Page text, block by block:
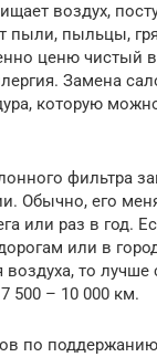
воздух,
пыли, пыльцы,
ценю чистый
Замена
которую
фильтра
Обычно, его
или раз в год.
или в
то лучше
500 – 10 000 км.
по